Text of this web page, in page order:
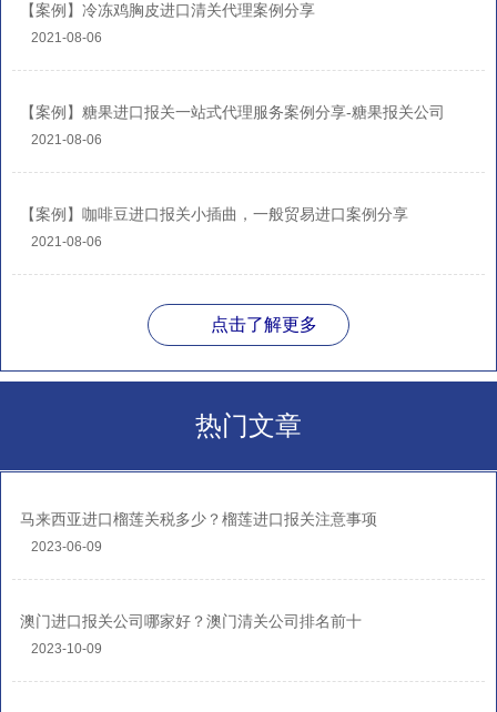
【案例】冷冻鸡胸皮进口清关代理案例分享
2021-08-06
【案例】糖果进口报关一站式代理服务案例分享-糖果报关公司
2021-08-06
【案例】咖啡豆进口报关小插曲，一般贸易进口案例分享
2021-08-06
点击了解更多
热门文章
马来西亚进口榴莲关税多少？榴莲进口报关注意事项
2023-06-09
澳门进口报关公司哪家好？澳门清关公司排名前十
2023-10-09